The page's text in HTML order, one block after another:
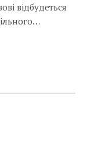
відбудеться